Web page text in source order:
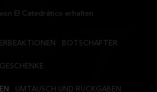
El Catedrático erhalten
BOTSCHAFTER
GESCHENKE
UMTAUSCH UND RÜCKGABEN